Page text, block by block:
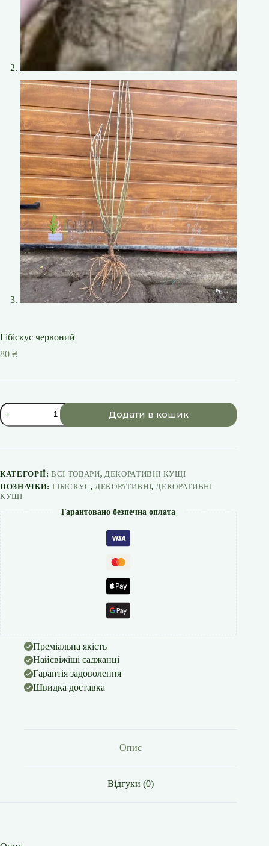
Гібіскус червоний
80 ₴
Гібіскус
червоний
кількість
Додати в кошик
КАТЕГОРІЇ:ВСІ ТОВАРИ, ДЕКОРАТИВНІ КУЩІ
ПОЗНАЧКИ: ГІБІСКУС, ДЕКОРАТИВНІ, ДЕКОРАТИВНІ
КУЩІ
Гарантовано безпечна оплата
Преміальна якість
Найсвіжіші саджанці
Гарантія задоволення
Швидка доставка
Опис
Відгуки (0)